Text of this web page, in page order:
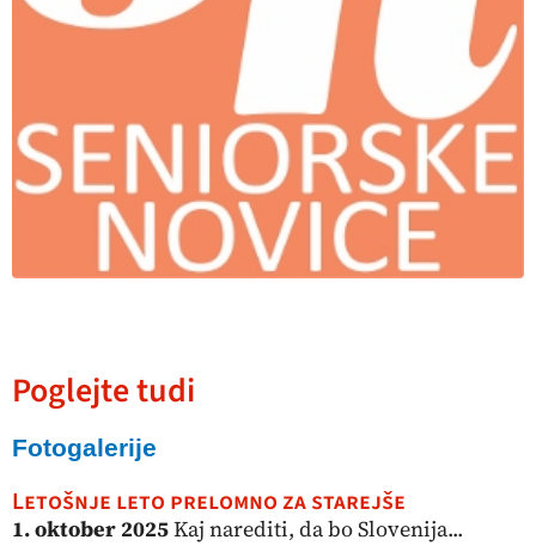
Poglejte tudi
Fotogalerije
Letošnje leto prelomno za starejše
1. oktober 2025Kaj narediti, da bo Slovenija...